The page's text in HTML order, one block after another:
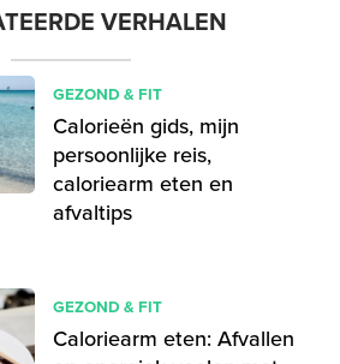
VERHALEN
GEZOND & FIT
Calorieën gids, mijn
persoonlijke reis,
caloriearm eten en
afvaltips
GEZOND & FIT
Caloriearm eten: Afvallen